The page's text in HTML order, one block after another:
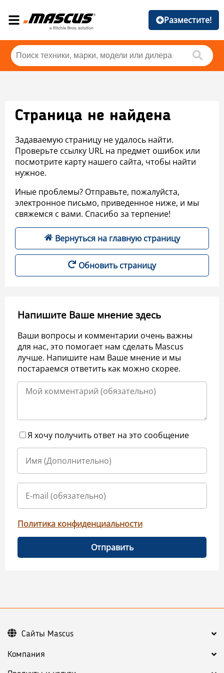
Разместите!
Страница не найдена
Задаваемую страницу не удалось найти.
Проверьте ссылку URL на предмет ошибок или
посмотрите карту нашего сайта, чтобы найти
нужное.
Иные проблемы? Отправьте, пожалуйста,
электронное письмо, приведенное ниже, и мы
свяжемся с вами. Спасибо за терпение!
Вернуться на главную страницу
Обновить страницу
Напишите Ваше мнение здесь
Ваши вопросы и комментарии очень важны
для нас, это помогает нам сделать Mascus
лучше. Напишите нам Ваше мнение и мы
постараемся ответить как можно скорее.
Я хочу получить ответ на это сообщение
Политика конфиденциальности
Отправить
Компания
Сайты Mascus